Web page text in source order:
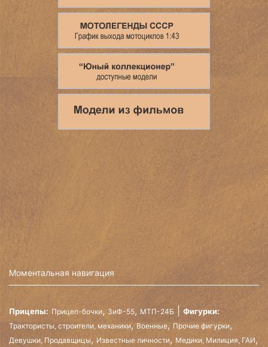
Моментальная навигация
Прицепы: Прицеп-бочки, ЗиФ-55, МТП-24Б Фигурки:
Трактористы, строители, механики,Военные, Прочие фигурки,
Девушки, Продавщицы, Известные личности, Медики, Милиция, ГАИ,